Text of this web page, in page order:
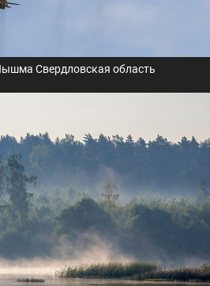
Свердловская область